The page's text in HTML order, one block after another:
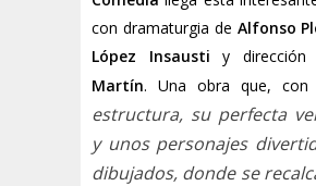
con dramaturgia de Alfonso
López Insausti y dirección
Martín. Una obra que, con
estructura, su perfecta
y unos personajes
dibujados, donde se